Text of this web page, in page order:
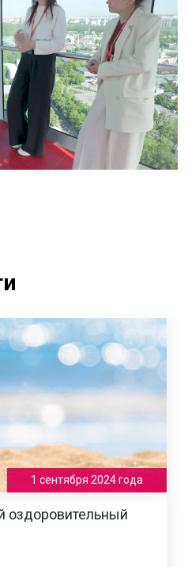
1 сентября 2024 года
оздоровительный